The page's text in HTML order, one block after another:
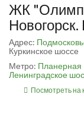
ЖК
Адрес:
Куркинское шоссе
Метро: Планерная
Ленинградское
Посмотреть на